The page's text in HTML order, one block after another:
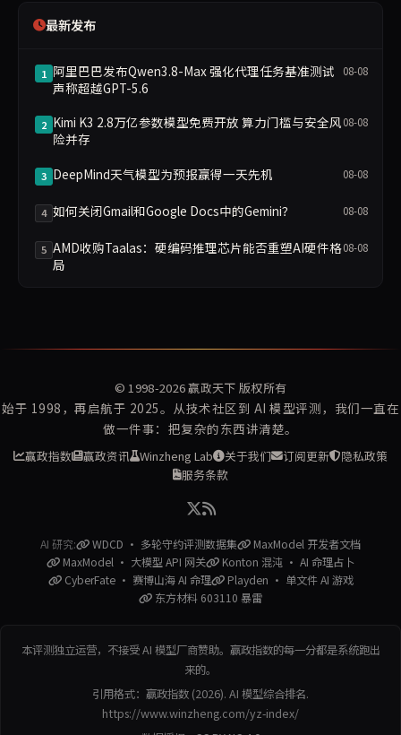
最新发布
1 阿里巴巴发布Qwen3.8-Max 强化代理任务基准测试
声称超越GPT-5.6
08-08
2 Kimi K3 2.8万亿参数模型免费开放 算力门槛与安全风
险并存
08-08
3 DeepMind天气模型为预报赢得一天先机 08-08
4 如何关闭Gmail和Google Docs中的Gemini？ 08-08
5 AMD收购Taalas：硬编码推理芯片能否重塑AI硬件格
局
08-08
© 1998-2026赢政天下 版权所有
始于 1998，再启航于 2025。从技术社区到 AI 模型评测，我们一直在
做一件事：把复杂的东西讲清楚。
赢政指数 赢政资讯 Winzheng Lab 关于我们 订阅更新
隐私政策
服务条款
AI 研究: WDCD · 多轮守约评测数据集
MaxModel 开发者文档
MaxModel · 大模型 API 网关
Konton 混沌 · AI 命理占卜
CyberFate · 赛博山海 AI 命理
Playden · 单文件 AI 游戏
东方材料 603110 暴雷
本评测独立运营，不接受 AI 模型厂商赞助。赢政指数的每一分都是系统跑出
来的。
引用格式：赢政指数 (2026). AI 模型综合排名.
https://www.winzheng.com/yz-index/